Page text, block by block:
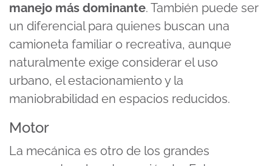
manejo más dominante. También puede ser
un diferencial para quienes buscan una
camioneta familiar o recreativa, aunque
naturalmente exige considerar el uso
urbano, el estacionamiento y la
maniobrabilidad en espacios reducidos.
Motor
La mecánica es otro de los grandes